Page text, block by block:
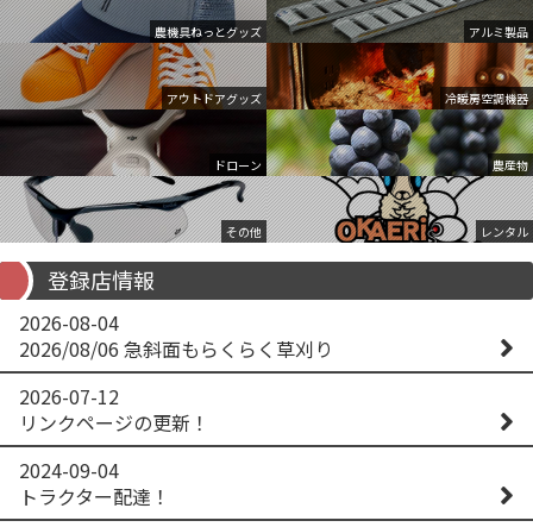
農機具ねっとグッズ アルミ製品
アウトドアグッズ 冷暖房空調機器
ドローン 農産物
その他 レンタル
登録店情報
2026-08-04
2026/08/06 急斜面もらくらく草刈り
2026-07-12
リンクページの更新！
2024-09-04
トラクター配達！